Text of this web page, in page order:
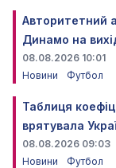
Авторитетний
Динамо на
08.08.2026 10:01
Новини
Футбол
Таблиця
врятувала
08.08.2026 09:03
Новини
Футбол